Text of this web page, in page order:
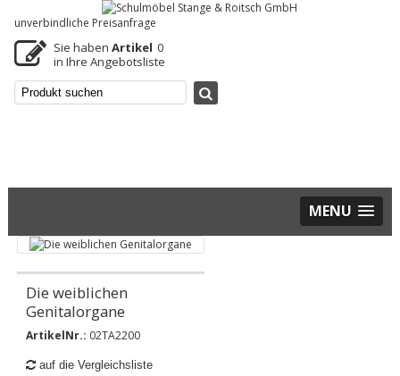
unverbindliche Preisanfrage
Sie haben 0
Artikel
in Ihre Angebotsliste
MENU
Die weiblichen
Genitalorgane
ArtikelNr.: 02TA2200
auf die Vergleichsliste